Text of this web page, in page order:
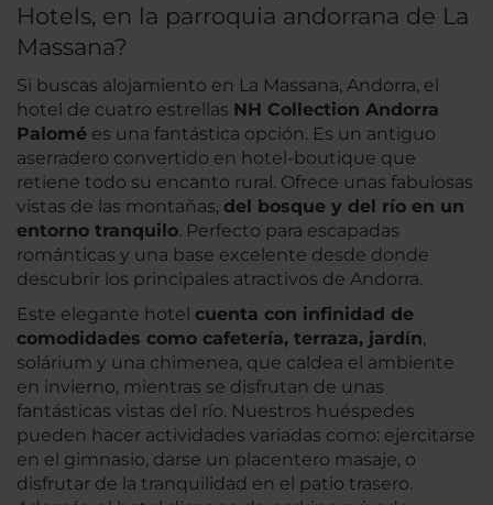
Hotels, en la parroquia andorrana de La
Massana?
Si buscas alojamiento en La Massana, Andorra, el
hotel de cuatro estrellas NH Collection Andorra
Palomé es una fantástica opción. Es un antiguo
aserradero convertido en hotel-boutique que
retiene todo su encanto rural. Ofrece unas fabulosas
vistas de las montañas, del bosque y del río en un
entorno tranquilo. Perfecto para escapadas
románticas y una base excelente desde donde
descubrir los principales atractivos de Andorra.
Este elegante hotel cuenta con infinidad de
comodidades como cafetería, terraza, jardín,
solárium y una chimenea, que caldea el ambiente
en invierno, mientras se disfrutan de unas
fantásticas vistas del río. Nuestros huéspedes
pueden hacer actividades variadas como: ejercitarse
en el gimnasio, darse un placentero masaje, o
disfrutar de la tranquilidad en el patio trasero.